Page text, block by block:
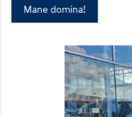
Mane domina!